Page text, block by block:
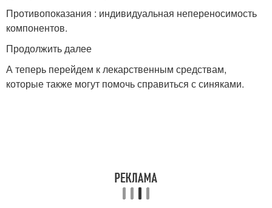
Противопоказания : индивидуальная непереносимость
компонентов.
Продолжить далее
А теперь перейдем к лекарственным средствам,
которые также могут помочь справиться с синяками.